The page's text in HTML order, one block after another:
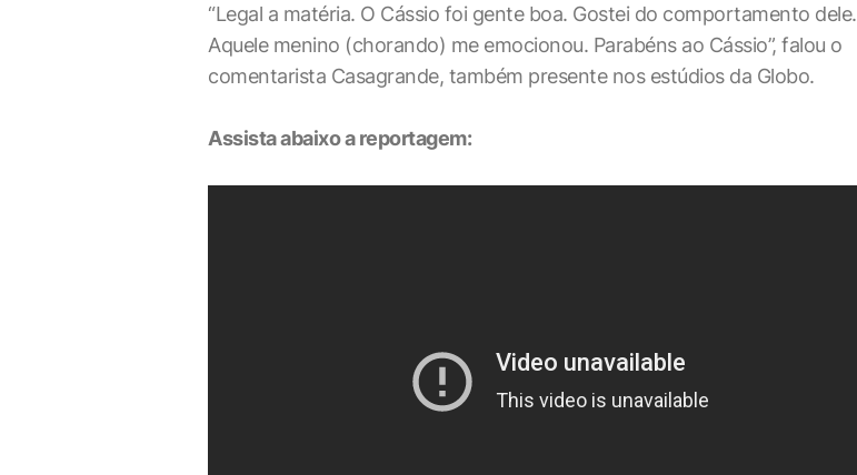
“Legal a matéria. O Cássio foi gente boa. Gostei do comportamento dele.
Aquele menino (chorando) me emocionou. Parabéns ao Cássio”, falou o
comentarista Casagrande, também presente nos estúdios da Globo.
Assista abaixo a reportagem: